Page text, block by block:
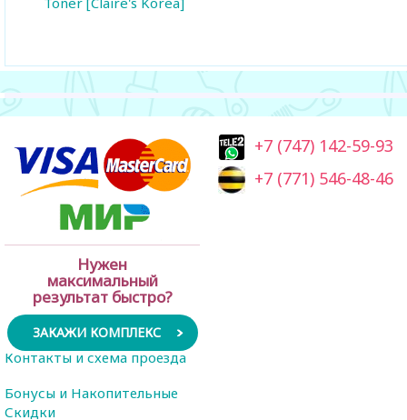
Нужен
максимальный
результат быстро?
ЗАКАЖИ КОМПЛЕКС
+7 (747) 142-59-93
+7 (771) 546-48-46
Контакты и схема проезда
Бонусы и Накопительные
Скидки